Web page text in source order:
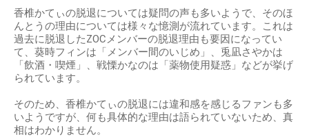
香椎かてぃの脱退については疑問の声も多いようで、そのほ
んとうの理由については様々な憶測が流れています。これは
過去に脱退したZOCメンバーの脱退理由も要因になってい
て、葵時フィンは「メンバー間のいじめ」、兎凪さやかは
「飲酒・喫煙」、戦慄かなのは「薬物使用疑惑」などが挙げ
られています。
そのため、香椎かてぃの脱退には違和感を感じるファンも多
いようですが、何も具体的な理由は語られていないため、真
相はわかりません。